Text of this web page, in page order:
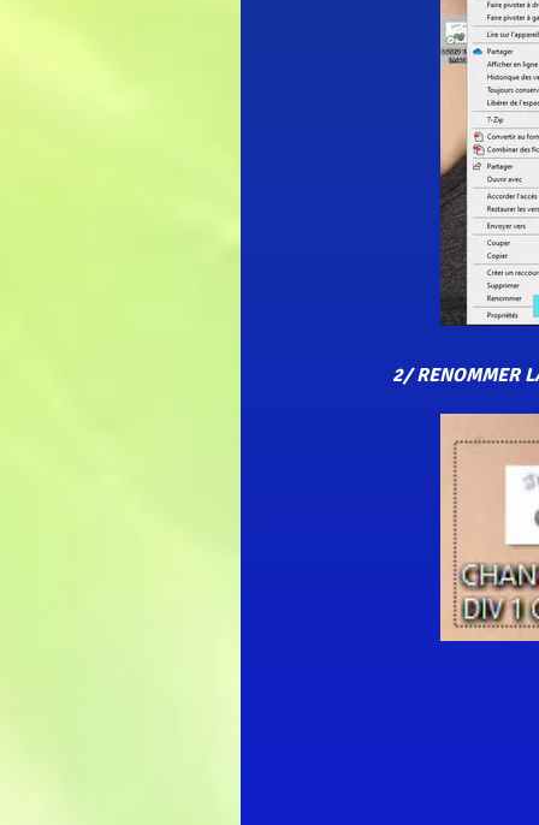
2/ RENOMMER